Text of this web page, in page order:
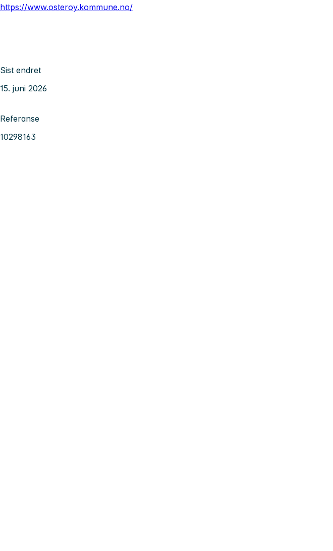
https://www.osteroy.kommune.no/
Sist endret
15. juni 2026
Referanse
10298163